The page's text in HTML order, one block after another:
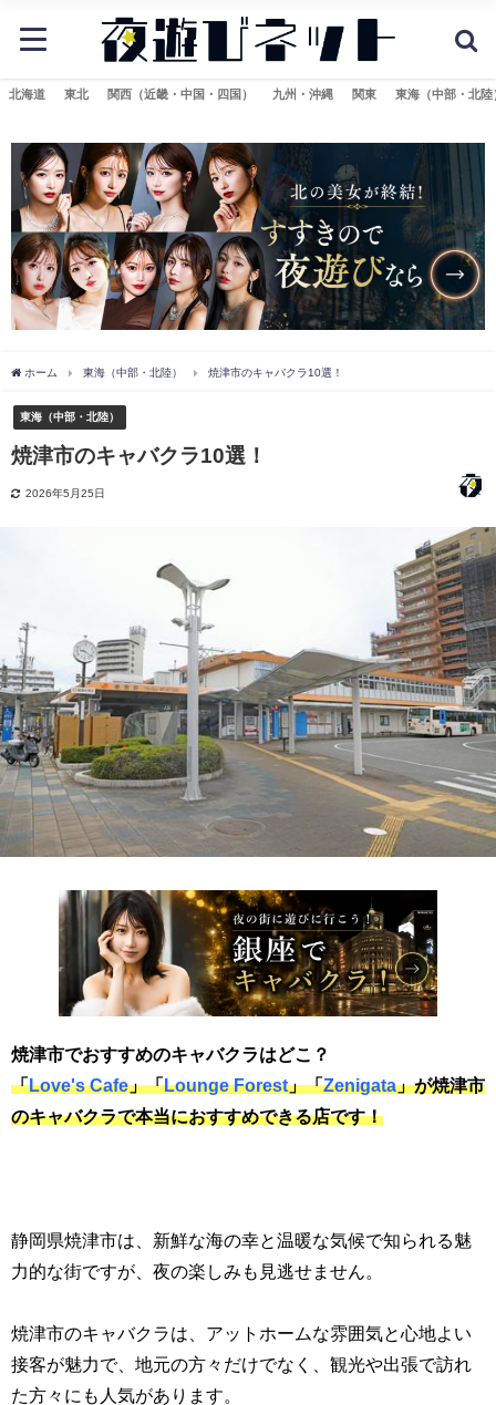
北海道 東北 関西（近畿・中国・四国） 九州・沖縄 関東 東海（中部・北陸
ホーム 東海（中部・北陸） 焼津市のキャバクラ10選！
東海（中部・北陸）
焼津市のキャバクラ10選！
2026年5月25日
焼津市でおすすめのキャバクラはどこ？
「Love's Cafe」「Lounge Forest」「Zenigata」が焼津市
のキャバクラで本当におすすめできる店です！
静岡県焼津市は、新鮮な海の幸と温暖な気候で知られる魅
力的な街ですが、夜の楽しみも見逃せません。
焼津市のキャバクラは、アットホームな雰囲気と心地よい
接客が魅力で、地元の方々だけでなく、観光や出張で訪れ
た方々にも人気があります。